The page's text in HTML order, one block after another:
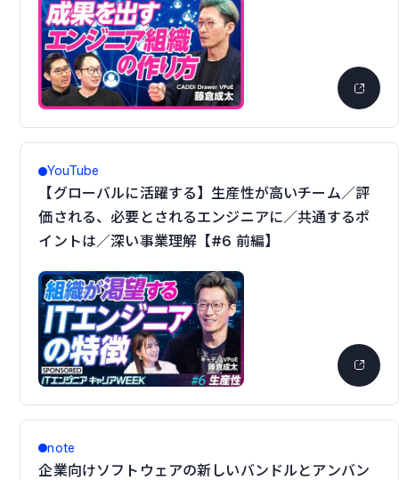
YouTube
【グローバルに活躍する】生産性が高いチーム／評
価される、必要とされるエンジニアに／共通するポ
イントは／深い事業理解【#6 前編】
note
企業向けソフトウェアの新しいバンドルとアンバン